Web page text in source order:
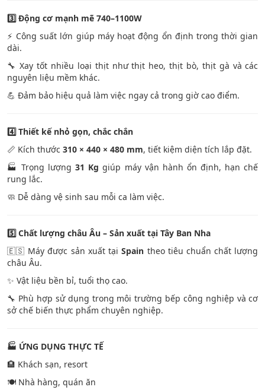
3️Động cơ mạnh mẽ 740–1100W
⚡ Công suất lớn giúp máy hoạt động ổn định trong thời gian
dài.
🔧 Xay tốt nhiều loại thịt như thịt heo, thịt bò, thịt gà và các
nguyên liệu mềm khác.
💪 Đảm bảo hiệu quả làm việc ngay cả trong giờ cao điểm.
4️Thiết kế nhỏ gọn, chắc chắn
📏 Kích thước 310 × 440 × 480 mm, tiết kiệm diện tích lắp đặt.
🏭 Trọng lượng31 Kg giúp máy vận hành ổn định, hạn chế
rung lắc.
🧼 Dễ dàng vệ sinh sau mỗi ca làm việc.
5️Chất lượng châu Âu – Sản xuất tại Tây Ban Nha
🇪🇸 Máy được sản xuất tạiSpain theo tiêu chuẩn chất lượng
châu Âu.
✨ Vật liệu bền bỉ, tuổi thọ cao.
🔧 Phù hợp sử dụng trong môi trường bếp công nghiệp và cơ
sở chế biến thực phẩm chuyên nghiệp.
🏭 ỨNG DỤNG THỰC TẾ
🏨 Khách sạn, resort
🍽️ Nhà hàng, quán ăn